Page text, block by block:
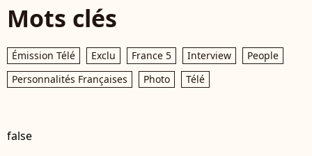
Mots clés
Émission Télé Exclu France 5 Interview
People
Personnalités Françaises
Photo Télé
false